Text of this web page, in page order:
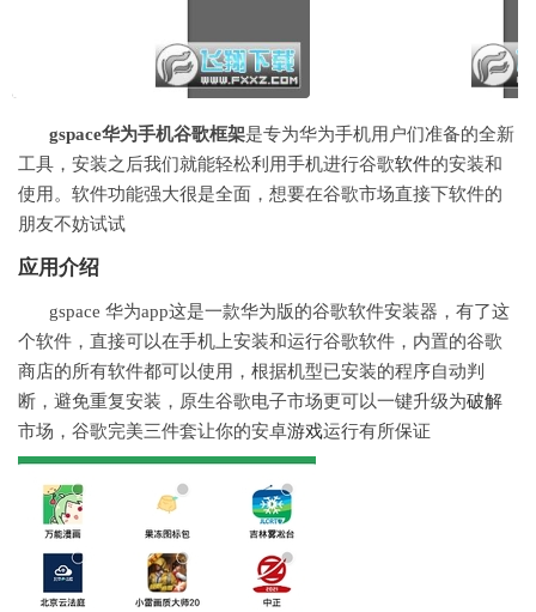
gspace华为手机谷歌框架是专为华为手机用户们准备的全新
工具，安装之后我们就能轻松利用手机进行谷歌软件的安装和
使用。软件功能强大很是全面，想要在谷歌市场直接下软件的
朋友不妨试试
应用介绍
gspace 华为app这是一款华为版的谷歌软件安装器，有了这
个软件，直接可以在手机上安装和运行谷歌软件，内置的谷歌
商店的所有软件都可以使用，根据机型已安装的程序自动判
断，避免重复安装，原生谷歌电子市场更可以一键升级为破解
市场，谷歌完美三件套让你的安卓游戏运行有所保证